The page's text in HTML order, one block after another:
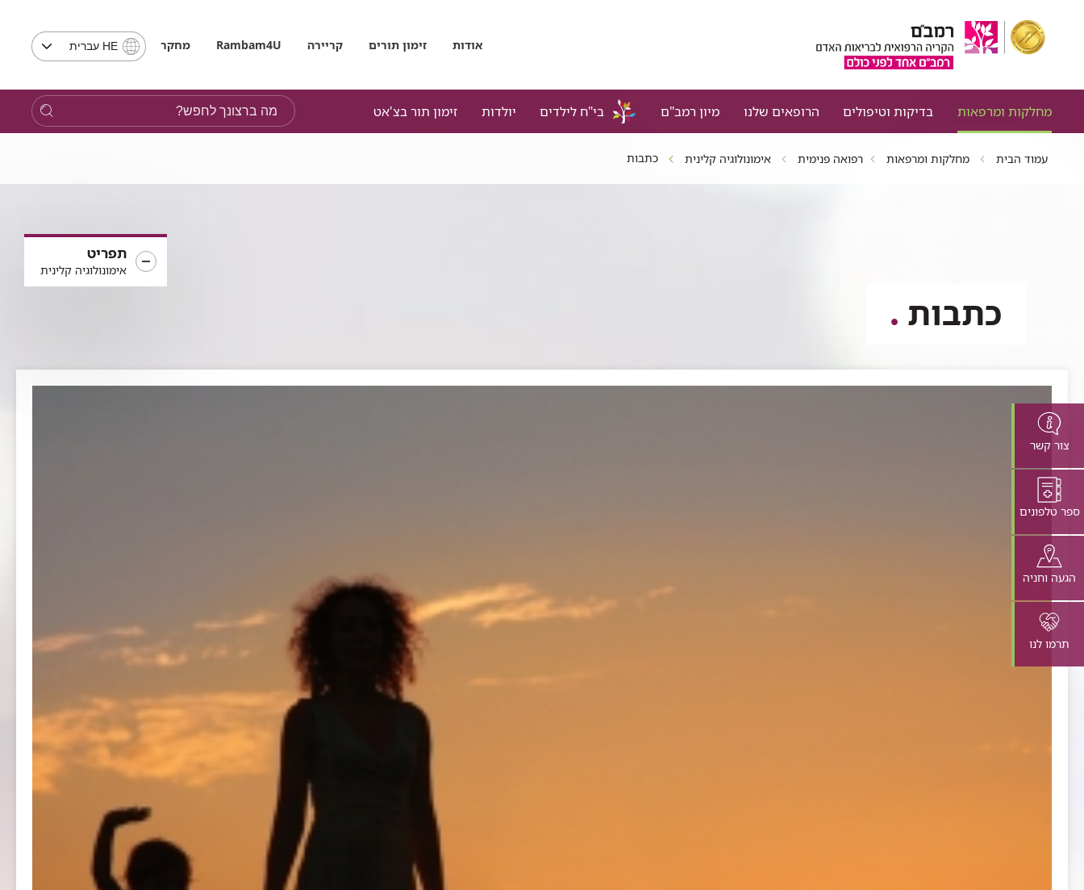
אודות זימון תורים קריירה Rambam4U מחקר
בחירת
שים
לב,
בבחירת
לאתר
HE עברית
מחלקות ומרפאות בדיקות וטיפולים הרופאים שלנו מיון רמב"ם בי"ח לילדים יולדות זימון תור בצ'אט
מה
ברצונך
לחפש?
צור קשר
ספר טלפונים
הגעה וחניה
תרמו לנו
עמוד הבית מחלקות ומרפאות רפואה פנימית אימונולוגיה קלינית כתבות
תפריט
אימונולוגיה קלינית
כתבות